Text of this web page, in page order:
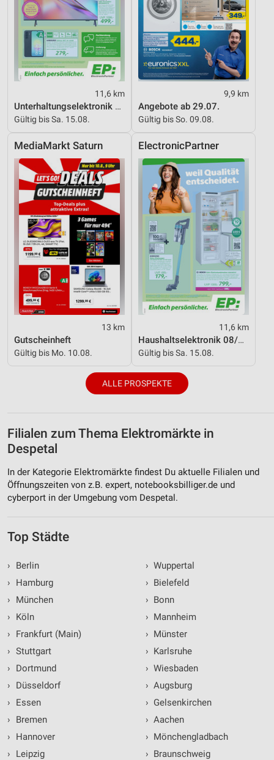
11,6 km
Unterhaltungselektronik 08/2026
Gültig bis Sa. 15.08.
9,9 km
Angebote ab 29.07.
Gültig bis So. 09.08.
MediaMarkt Saturn
13 km
Gutscheinheft
Gültig bis Mo. 10.08.
ElectronicPartner
11,6 km
Haushaltselektronik 08/2026
Gültig bis Sa. 15.08.
ALLE PROSPEKTE
Filialen zum Thema Elektromärkte in
Despetal
In der Kategorie Elektromärkte findest Du aktuelle Filialen und
Öffnungszeiten von z.B. expert, notebooksbilliger.de und
cyberport in der Umgebung vom Despetal.
Top Städte
›
Berlin
›
Hamburg
›
München
›
Köln
›
Frankfurt (Main)
› Stuttgart
›
Dortmund
›
Düsseldorf
›
Essen
›
Bremen
›
Hannover
›
Leipzig
› Wuppertal
› Bielefeld
› Bonn
› Mannheim
› Münster
› Karlsruhe
› Wiesbaden
› Augsburg
› Gelsenkirchen
› Aachen
› Mönchengladbach
› Braunschweig
Funktional
Werbung